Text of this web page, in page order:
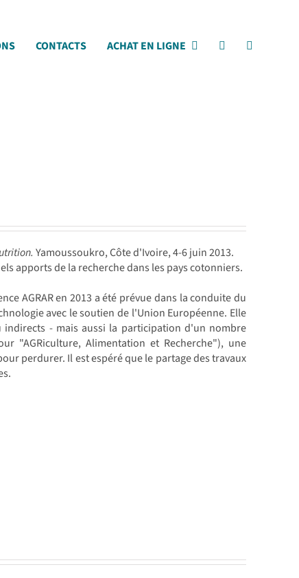
CONTACTS ACHAT EN LIGNE
Yamoussoukro, Côte d'Ivoire, 4-6 juin 2013.
apports de la recherche dans les pays cotonniers.
AGRAR en 2013 a été prévue dans la conduite du
avec le soutien de l'Union Européenne. Elle
- mais aussi la participation d'un nombre
"AGRiculture, Alimentation et Recherche"), une
perdurer. Il est espéré que le partage des travaux